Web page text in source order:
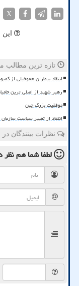
X
تازه ترین مطالب
انتقاد بیماران هموفیلی از
رهبر شهید از اصلی ترین
موفقیت بزرگ چین
انتقاد از تغییر سیاست
نظرات بینندگان
لطفا شما همنظر